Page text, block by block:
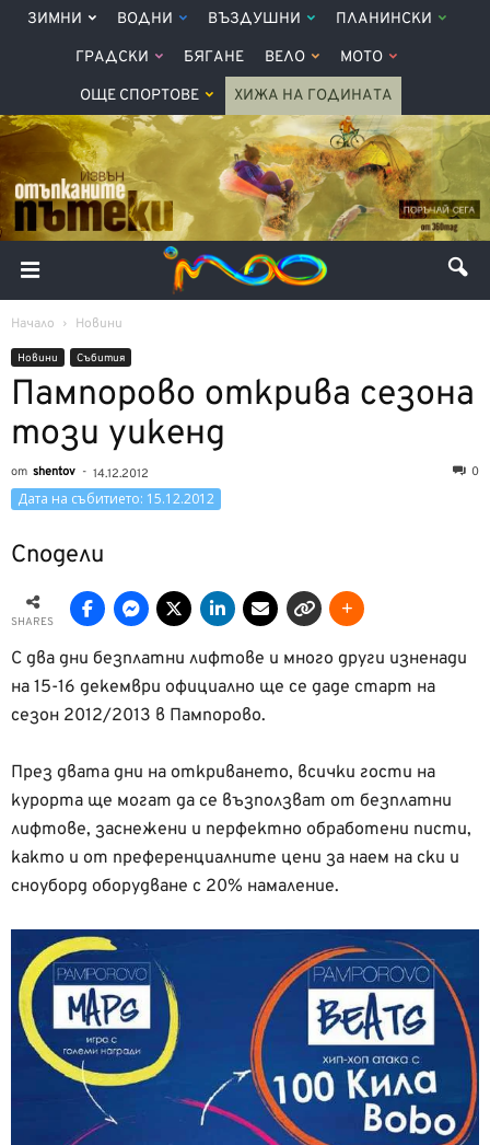
ЗИМНИ ВОДНИ ВЪЗДУШНИ ПЛАНИНСКИ
ГРАДСКИ БЯГАНЕ ВЕЛО МОТО
ОЩЕ СПОРТОВЕ ХИЖА НА ГОДИНАТА
Начало Новини
Новини Събития
Пампорово открива сезона
този уикенд
от shentov - 14.12.2012 0
Дата на събитието: 15.12.2012
Сподели
SHARES
С два дни безплатни лифтове и много други изненади
на 15-16 декември официално ще се даде старт на
сезон 2012/2013 в Пампорово.
През двата дни на откриването, всички гости на
курорта ще могат да се възползват от безплатни
лифтове, заснежени и перфектно обработени писти,
както и от преференциалните цени за наем на ски и
сноуборд оборудване с 20% намаление.